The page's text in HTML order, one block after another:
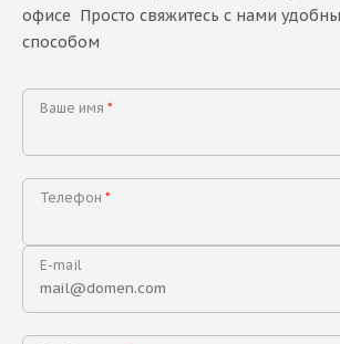
офисе Просто свяжитесь с нами
способом
Ваше имя *
Телефон *
E-mail